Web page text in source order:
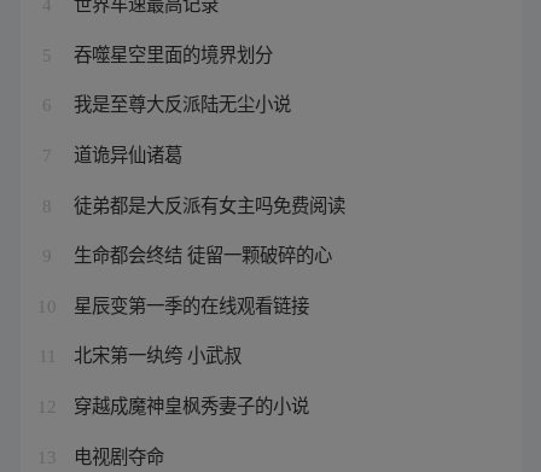
4
5 吞噬星空里面的境界划分
6 我是至尊大反派陆无尘小说
7 道诡异仙诸葛
8 徒弟都是大反派有女主吗免费阅读
9 生命都会终结 徒留一颗破碎的心
10 星辰变第一季的在线观看链接
北宋第一纨绔 小武叔
12 穿越成魔神皇枫秀妻子的小说
13 电视剧夺命